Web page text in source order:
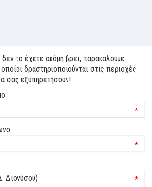
το έχετε ακόμη βρει, παρακαλούμε
δραστηριοποιούνται στις περιοχές
σας εξυπηρετήσουν!
*
*
*